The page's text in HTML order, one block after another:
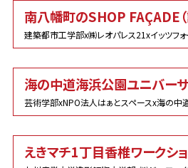
南八幡町のSHOP FAÇADE（
建築都市工学部x㈱レオパレス21xイッツフ
海の中道海浜公園ユニバー
芸術学部xNPO法人はぁとスペースx海の中
えきマチ1丁目香椎ワークシ